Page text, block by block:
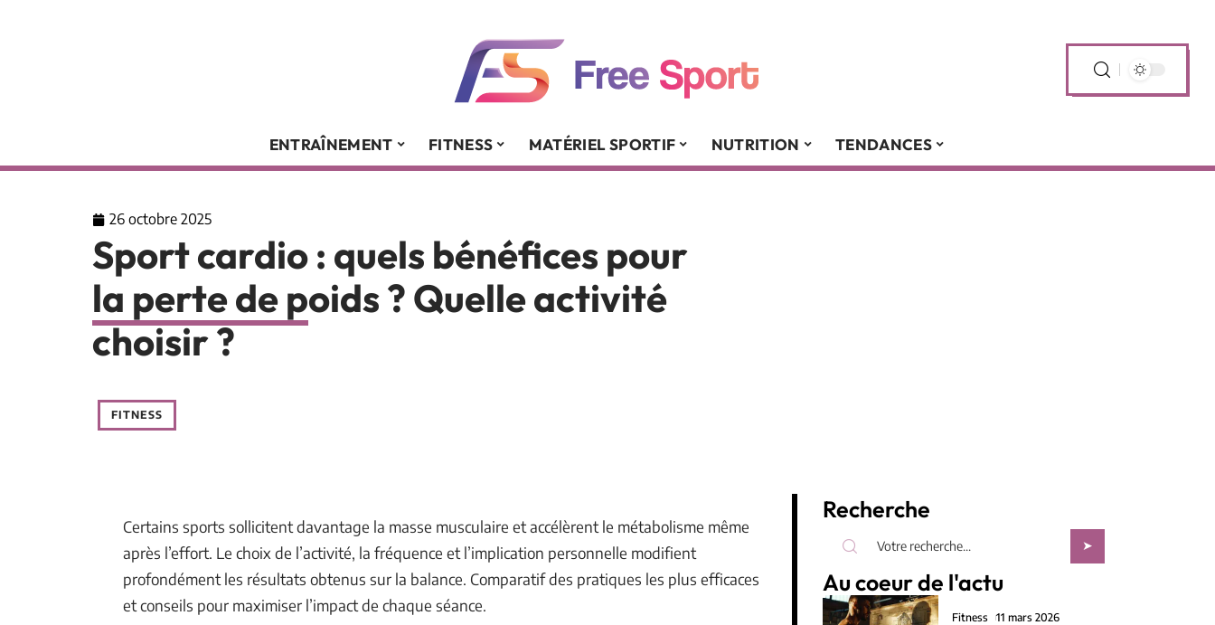
ENTRAÎNEMENT FITNESS MATÉRIEL SPORTIF NUTRITION TENDANCES
26 octobre 2025
Sport cardio : quels bénéfices pour
la perte de poids ? Quelle activité
choisir ?
FITNESS
Certains sports sollicitent davantage la masse musculaire et accélèrent le métabolisme même
après l’effort. Le choix de l’activité, la fréquence et l’implication personnelle modifient
profondément les résultats obtenus sur la balance. Comparatif des pratiques les plus efficaces
et conseils pour maximiser l’impact de chaque séance.
Recherche
Au coeur de l'actu
Fitness 11 mars 2026